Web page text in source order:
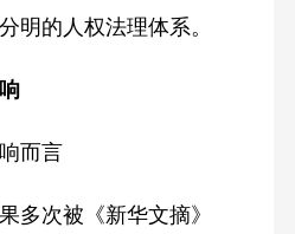
明的人权法理体系。
而言
次被《新华文摘》